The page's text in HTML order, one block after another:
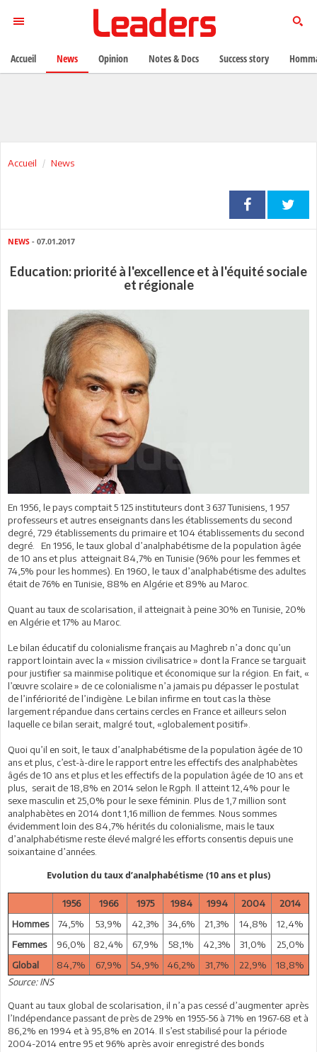
Accueil News
NEWS - 07.01.2017
Education: priorité à l'excellence et à l'équité sociale
et régionale
En 1956, le pays comptait 5 125 instituteurs dont 3 637 Tunisiens, 1 957
professeurs et autres enseignants dans les établissements du second
degré, 729 établissements du primaire et 104 établissements du second
degré. En 1956, le taux global d’analphabétisme de la population âgée
de 10 ans et plus atteignait 84,7% en Tunisie (96% pour les femmes et
74,5% pour les hommes). En 1960, le taux d’analphabétisme des adultes
était de 76% en Tunisie, 88% en Algérie et 89% au Maroc.
Quant au taux de scolarisation, il atteignait à peine 30% en Tunisie, 20%
en Algérie et 17% au Maroc.
Le bilan éducatif du colonialisme français au Maghreb n’a donc qu’un
rapport lointain avec la « mission civilisatrice » dont la France se targuait
pour justifier sa mainmise politique et économique sur la région. En fait, «
l’œuvre scolaire » de ce colonialisme n’a jamais pu dépasser le postulat
de l’infériorité de l’indigène. Le bilan infirme en tout cas la thèse
largement répandue dans certains cercles en France et ailleurs selon
laquelle ce bilan serait, malgré tout, «globalement positif».
Quoi qu’il en soit, le taux d’analphabétisme de la population âgée de 10
ans et plus, c’est-à-dire le rapport entre les effectifs des analphabètes
âgés de 10 ans et plus et les effectifs de la population âgée de 10 ans et
plus, serait de 18,8% en 2014 selon le Rgph. Il atteint 12,4% pour le
sexe masculin et 25,0% pour le sexe féminin. Plus de 1,7 million sont
analphabètes en 2014 dont 1,16 million de femmes. Nous sommes
évidemment loin des 84,7% hérités du colonialisme, mais le taux
d’analphabétisme reste élevé malgré les efforts consentis depuis une
soixantaine d’années.
Evolution du taux d’analphabétisme (10 ans et plus)
1956 1966 1975 1984 1994 2004
2014
Hommes
74,5% 53,9% 42,3% 34,6% 21,3% 14,8%
12,4%
Femmes
96,0% 82,4% 67,9% 58,1% 42,3% 31,0%
25,0%
Global
84,7% 67,9% 54,9% 46,2% 31,7% 22,9%
18,8%
Source: INS
Quant au taux global de scolarisation, il n’a pas cessé d’augmenter après
l’Indépendance passant de près de 29% en 1955-56 à 71% en 1967-68 et à
86,2% en 1994 et à 95,8% en 2014. Il s’est stabilisé pour la période
2004-2014 entre 95 et 96% après avoir enregistré des bonds
Accueil News Opinion Notes & Docs Success story